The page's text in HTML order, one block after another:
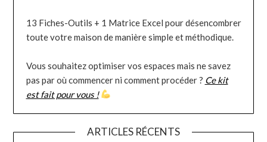
13 Fiches-Outils + 1 Matrice Excel pour désencombrer
toute votre maison de manière simple et méthodique.
Vous souhaitez optimiser vos espaces mais ne savez
pas par où commencer ni comment procéder ? Ce kit
est fait pour vous !
ARTICLES RÉCENTS